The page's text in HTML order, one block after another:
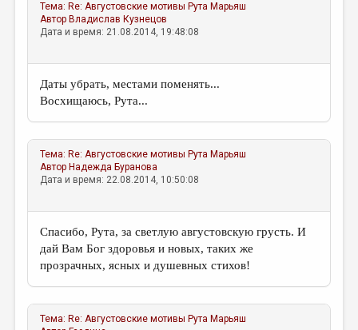
Тема: Re: Августовские мотивы Рута Марьяш
Автор Владислав Кузнецов
Дата и время: 21.08.2014, 19:48:08
Даты убрать, местами поменять...
Восхищаюсь, Рута...
Тема: Re: Августовские мотивы Рута Марьяш
Автор Надежда Буранова
Дата и время: 22.08.2014, 10:50:08
Спасибо, Рута, за светлую августовскую грусть. И
дай Вам Бог здоровья и новых, таких же
прозрачных, ясных и душевных стихов!
Тема: Re: Августовские мотивы Рута Марьяш